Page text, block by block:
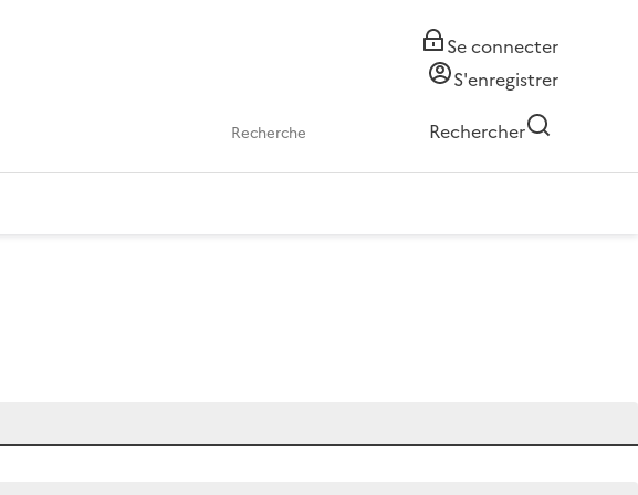
Se connecter
S'enregistrer
Rechercher